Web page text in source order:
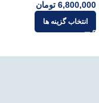
6,800,000 تومان
انتخاب گزینه ها